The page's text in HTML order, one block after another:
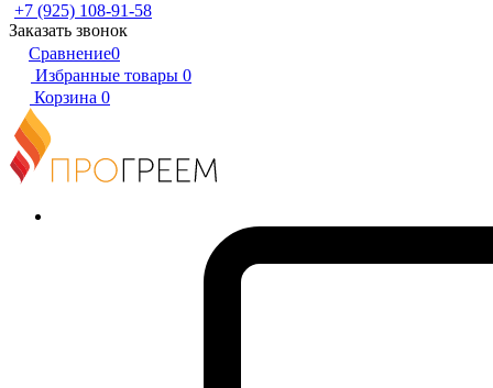
+7 (925) 108-91-58
Заказать звонок
Сравнение0
Избранные товары 0
Корзина 0